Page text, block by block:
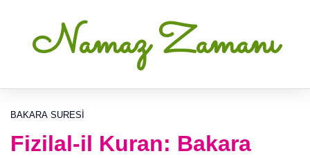
Namaz Zamanı
BAKARA SURESI
Fizilal-il Kuran: Bakara